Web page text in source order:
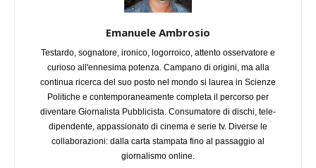
Emanuele Ambrosio
Testardo, sognatore, ironico, logorroico, attento osservatore e
curioso all'ennesima potenza. Campano di origini, ma alla
continua ricerca del suo posto nel mondo si laurea in Scienze
Politiche e contemporaneamente completa il percorso per
diventare Giornalista Pubblicista. Consumatore di dischi, tele-
dipendente, appassionato di cinema e serie tv. Diverse le
collaborazioni: dalla carta stampata fino al passaggio al
giornalismo online.